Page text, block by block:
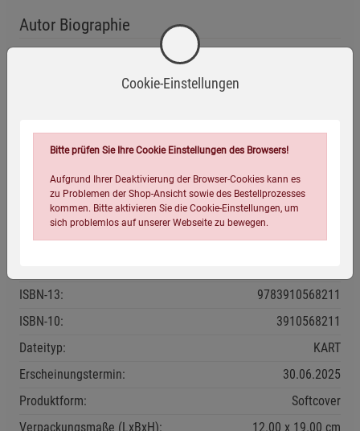
Autor Biographie
Hakon von Holst recherchiert seit 2019 zur schleichenden
Verdrängung des Bargelds. In zahlreichen Veröffentlichungen
Stimme der jungen Generation für den Erhalt des "einzigen
etablierten f...
weiterlesen
Eigenschaften
ISBN-13:
9783910568211
ISBN-10:
3910568211
Dateityp:
KART
Erscheinungstermin:
30.06.2025
Produktform:
Softcover
Verpackungsmaße (LxBxH):
12.00 19.00 cm
Cookie-Einstellungen
Bitte prüfen Sie Ihre Cookie Einstellungen des Browsers!
Aufgrund Ihrer Deaktivierung der Browser-Cookies kann es
zu Problemen der Shop-Ansicht sowie des Bestellprozesses
kommen. Bitte aktivieren Sie die Cookie-Einstellungen, um
sich problemlos auf unserer Webseite zu bewegen.